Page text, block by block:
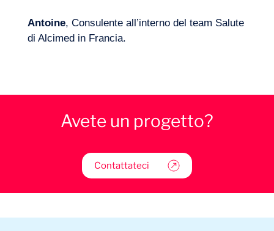
Antoine, Consulente all’interno del team Salute
di Alcimed in Francia.
Avete un progetto?
Contattateci